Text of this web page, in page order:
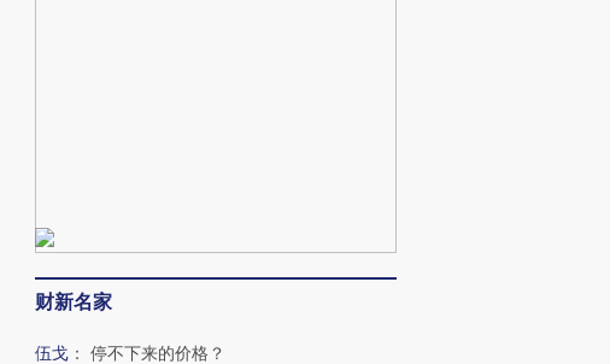
财新名家
伍戈 ： 停不下来的价格？